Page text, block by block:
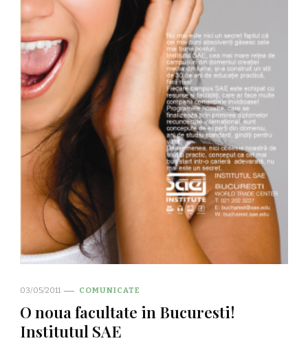
03/05/2011 COMUNICATE
O noua facultate in Bucuresti!
Institutul SAE